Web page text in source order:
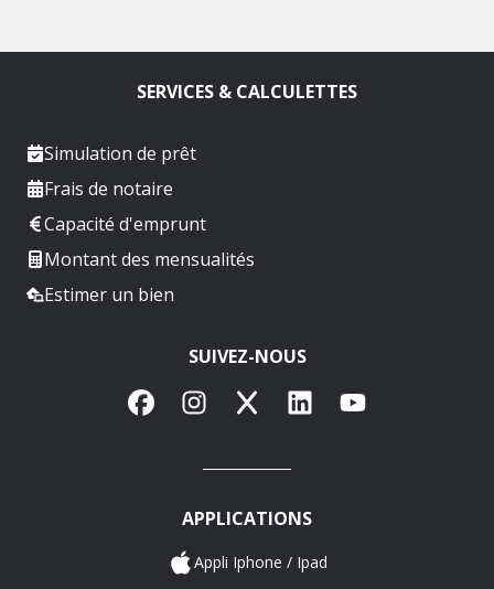
SERVICES & CALCULETTES
Simulation de prêt
Frais de notaire
Capacité d'emprunt
Montant des mensualités
Estimer un bien
SUIVEZ-NOUS
FacebookInstagram
X LinkedInYouTube
APPLICATIONS
Appli Iphone / Ipad